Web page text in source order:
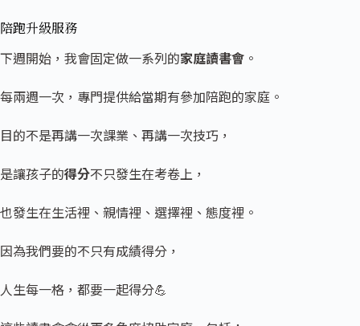
陪跑升級服務
下週開始，我會固定做一系列的家庭讀書會 。
每兩週一次，專門提供給當期有參加陪跑的家庭。
目的不是再講一次課業、再講一次技巧，
是讓孩子的得分不只發生在考卷上，
也發生在生活裡、親情裡、選擇裡、態度裡。
因為我們要的不只有成績得分，
人生每一格，都要一起得分💪